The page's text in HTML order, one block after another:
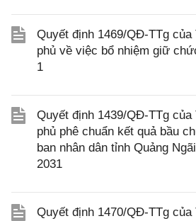
Quyết định 1469/QĐ-TTg
phủ về việc bổ nhiệm giữ
1
Quyết định 1439/QĐ-TTg
phủ phê chuẩn kết quả bầu
ban nhân dân tỉnh Quảng
2031
Quyết định 1470/QĐ-TTg